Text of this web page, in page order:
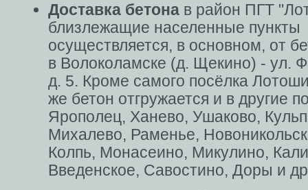
Доставка бетона в район ПГТ
близлежащие населенные пункты
осуществляется, в основном, от
в Волоколамске (д. Щекино) - ул.
д. 5. Кроме самого посёлка
же бетон отгружается и в другие
Ярополец, Ханево, Ушаково,
Михалево, Раменье,
Колпь, Монасеино, Микулино,
Введенское, Савостино, Доры и